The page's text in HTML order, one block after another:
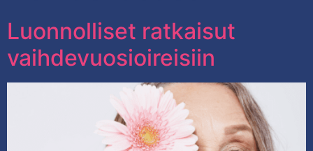
Luonnolliset ratkaisut
vaihdevuosioireisiin